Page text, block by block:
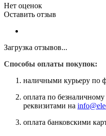
Нет оценок
Оставить отзыв
Загрузка отзывов...
Способы оплаты покупок:
наличными курьеру по
оплата по безналичному
реквизитами на
оплата банковскими